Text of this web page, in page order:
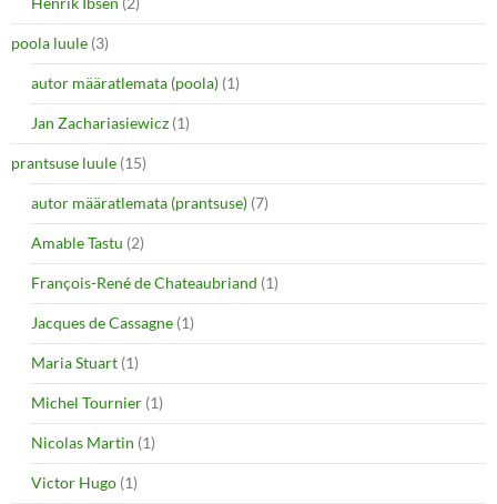
poola luule (3)
autor määratlemata (poola) (1)
Jan Zachariasiewicz (1)
prantsuse luule (15)
autor määratlemata (prantsuse) (7)
Amable Tastu (2)
François-René de Chateaubriand (1)
Jacques de Cassagne (1)
Maria Stuart (1)
Michel Tournier (1)
Nicolas Martin (1)
Victor Hugo (1)